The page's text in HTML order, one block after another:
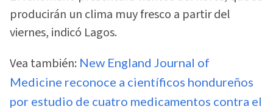
producirán un clima muy fresco a partir del
viernes, indicó Lagos.
Vea también: New England Journal of
Medicine reconoce a científicos hondureños
por estudio de cuatro medicamentos contra el